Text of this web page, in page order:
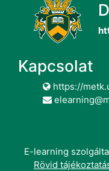
Kapcsolat
https://
E-learning
Rövid